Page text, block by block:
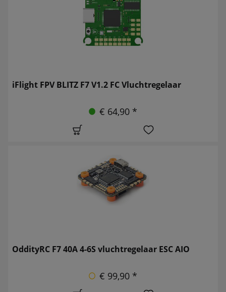
iFlight FPV BLITZ F7 V1.2 FC Vluchtregelaar
€ 64,90 *
OddityRC F7 40A 4-6S vluchtregelaar ESC AIO
€ 99,90 *